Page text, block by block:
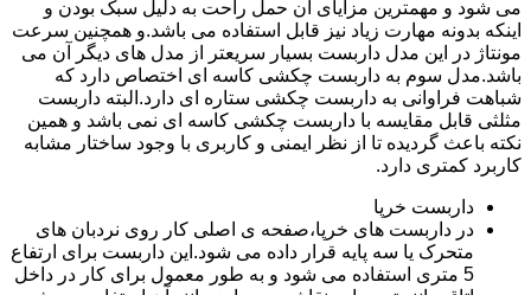
می شود و مهمترین مزایای آن حمل راحت به دلیل سبک بودن و
اینکه بدونه مهارت زیاد نیز قابل استفاده می باشد.و همچنین سرعت
مونتاژ در این مدل داربست بسیار سریعتر از مدل های دیگر آن می
باشد.مدل سوم به داربست چکشی کاسه ای اختصاص دارد که
شباهت فراوانی به داربست چکشی ستاره ای دارد.البته داربست
مثلثی قابل مقایسه با داربست چکشی کاسه ای نمی باشد و همین
نکته باعث گردیده تا از نظر ایمنی و کاربری با وجود ساختار مشابه
کاربرد کمتری دارد.
داربست خرپا
در داربست های خرپا،صفحه ی اصلی کار روی نردبان های
متحرک یا سه پایه قرار داده می شود.این داربست برای ارتفاع
5 متری استفاده می شود و به طور معمول برای کار در داخل